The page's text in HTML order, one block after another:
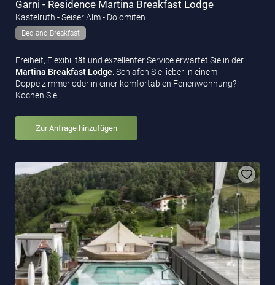
Garni - Residence Martina Breakfast Lodge
Kastelruth - Seiser Alm - Dolomiten
Bed and Breakfast
Freiheit, Flexibilität und exzellenter Service erwartet Sie in der
Martina Breakfast Lodge . Schlafen Sie lieber in einem
Doppelzimmer oder in einer komfortablen Ferienwohnung?
Kochen Sie…
Zur Anfrage hinzufügen